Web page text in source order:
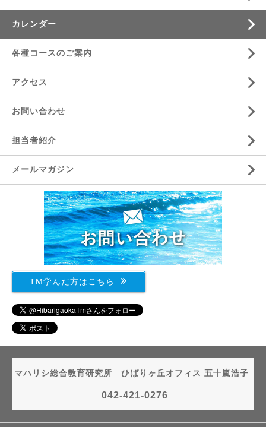
カレンダー
各種コースのご案内
アクセス
お問い合わせ
担当者紹介
メールマガジン
TM学んだ方はこちら
マハリシ総合教育研究所 ひばりヶ丘オフィス 五十嵐浩子
042-421-0276